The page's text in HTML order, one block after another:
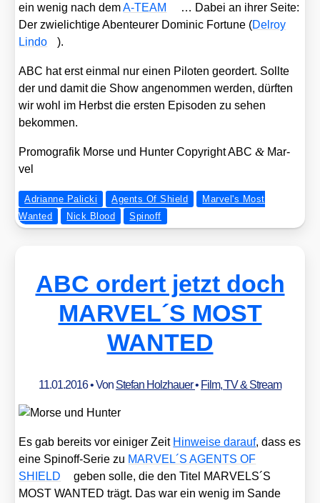
ein wenig nach demA‑TEAM
… Dabei an ihrer Sei­te:
Der zwie­lich­ti­ge Aben­teu­rer Domi­nic For­tu­ne (Del­roy
Lin­do
).
ABC hat erst ein­mal nur einen Pilo­ten geor­dert. Soll­te
der und damit die Show ange­nom­men wer­den, dürf­ten
wir wohl im Herbst die ers­ten Epi­so­den zu sehen
bekom­men.
Pro­mo­gra­fik Mor­se und Hun­ter Copy­right ABC& Mar­
vel
Adrianne Palicki Agents Of Shield
Marvel's Most
Wanted
Nick Blood Spinoff
ABC ordert jetzt doch
MARVEL´S MOST
WANTED
11.01.2016• Von Stefan Holzhauer• Film, TV & Stream
Es gab bereits vor eini­ger Zeit Hin­wei­se dar­auf, dass es
eine Spin­off-Serie zu MARVEL´S AGENTS OF
SHIELD
geben sol­le, die den Titel MARVELS´S
MOST WANTED trägt. Das war ein wenig im San­de